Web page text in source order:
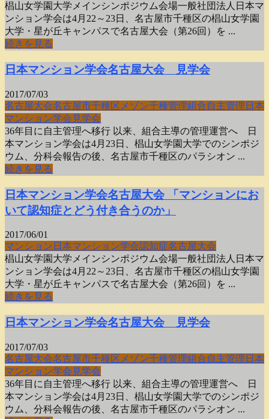
椙山女学園大学メインシンポジウム会場一般社団法人日本マ
ンション学会は4月22～23日、名古屋市千種区の椙山女学園
大学・星が丘キャンパスで名古屋大会（第26回）を ...
続きを見る
日本マンション学会名古屋大会 見学会
2017/07/03
名古屋大会名古屋市千種区 メゾン千種管理組合自主管理 日本
マンション学会 見学会
36年目に自主管理へ移行 以来、組合主導の管理運営へ 日
本マンション学会は4月23日、椙山女学園大学でのシンポジ
ウム、分科会報告の後、名古屋市千種区のパラシオン ...
続きを見る
日本マンション学会名古屋大会 「マンションにお
いて認知症とどう付き合うのか」
2017/06/01
マンション 日本マンション学会認知症名古屋大会
椙山女学園大学メインシンポジウム会場一般社団法人日本マ
ンション学会は4月22～23日、名古屋市千種区の椙山女学園
大学・星が丘キャンパスで名古屋大会（第26回）を ...
続きを見る
日本マンション学会名古屋大会 見学会
2017/07/03
名古屋大会名古屋市千種区 メゾン千種管理組合自主管理 日本
マンション学会 見学会
36年目に自主管理へ移行 以来、組合主導の管理運営へ 日
本マンション学会は4月23日、椙山女学園大学でのシンポジ
ウム、分科会報告の後、名古屋市千種区のパラシオン ...